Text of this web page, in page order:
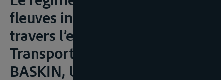
fleuves internationaux à
travers l’exemple du Rhin »,
Transports, 1973, 103-108;
BASKIN, U.J., “Sovremennij